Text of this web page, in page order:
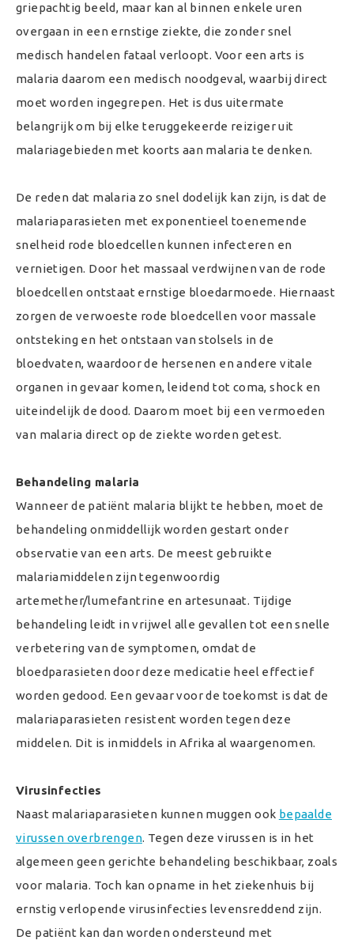
griepachtig beeld, maar kan al binnen enkele uren
overgaan in een ernstige ziekte, die zonder snel
medisch handelen fataal verloopt. Voor een arts is
malaria daarom een medisch noodgeval, waarbij direct
moet worden ingegrepen. Het is dus uitermate
belangrijk om bij elke teruggekeerde reiziger uit
malariagebieden met koorts aan malaria te denken.
De reden dat malaria zo snel dodelijk kan zijn, is dat de
malariaparasieten met exponentieel toenemende
snelheid rode bloedcellen kunnen infecteren en
vernietigen. Door het massaal verdwijnen van de rode
bloedcellen ontstaat ernstige bloedarmoede. Hiernaast
zorgen de verwoeste rode bloedcellen voor massale
ontsteking en het ontstaan van stolsels in de
bloedvaten, waardoor de hersenen en andere vitale
organen in gevaar komen, leidend tot coma, shock en
uiteindelijk de dood. Daarom moet bij een vermoeden
van malaria direct op de ziekte worden getest.
Behandeling malaria
Wanneer de patiënt malaria blijkt te hebben, moet de
behandeling onmiddellijk worden gestart onder
observatie van een arts. De meest gebruikte
malariamiddelen zijn tegenwoordig
artemether/lumefantrine en artesunaat. Tijdige
behandeling leidt in vrijwel alle gevallen tot een snelle
verbetering van de symptomen, omdat de
bloedparasieten door deze medicatie heel effectief
worden gedood. Een gevaar voor de toekomst is dat de
malariaparasieten resistent worden tegen deze
middelen. Dit is inmiddels in Afrika al waargenomen.
Virusinfecties
Naast malariaparasieten kunnen muggen ook bepaalde
virussen overbrengen. Tegen deze virussen is in het
algemeen geen gerichte behandeling beschikbaar, zoals
voor malaria. Toch kan opname in het ziekenhuis bij
ernstig verlopende virusinfecties levensreddend zijn.
De patiënt kan dan worden ondersteund met